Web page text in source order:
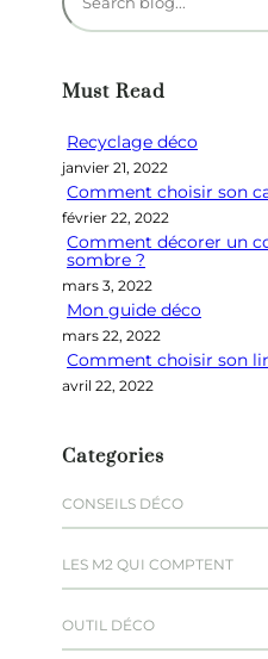
e
e
c
h
e
Must Read
Recyclage déco
janvier 21, 2022
Comment choisir son
février 22, 2022
Comment décorer un
sombre ?
mars 3, 2022
Mon guide déco
mars 22, 2022
Comment choisir son
avril 22, 2022
Categories
CONSEILS DÉCO
LES M2 QUI COMPTENT
OUTIL DÉCO